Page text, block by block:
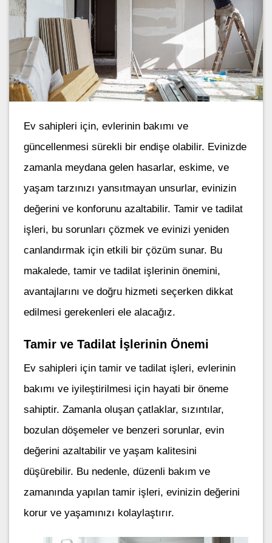
Ev sahipleri için, evlerinin bakımı ve
güncellenmesi sürekli bir endişe olabilir. Evinizde
zamanla meydana gelen hasarlar, eskime, ve
yaşam tarzınızı yansıtmayan unsurlar, evinizin
değerini ve konforunu azaltabilir. Tamir ve tadilat
işleri, bu sorunları çözmek ve evinizi yeniden
canlandırmak için etkili bir çözüm sunar. Bu
makalede, tamir ve tadilat işlerinin önemini,
avantajlarını ve doğru hizmeti seçerken dikkat
edilmesi gerekenleri ele alacağız.
Tamir ve Tadilat İşlerinin Önemi
Ev sahipleri için tamir ve tadilat işleri, evlerinin
bakımı ve iyileştirilmesi için hayati bir öneme
sahiptir. Zamanla oluşan çatlaklar, sızıntılar,
bozulan döşemeler ve benzeri sorunlar, evin
değerini azaltabilir ve yaşam kalitesini
düşürebilir. Bu nedenle, düzenli bakım ve
zamanında yapılan tamir işleri, evinizin değerini
korur ve yaşamınızı kolaylaştırır.